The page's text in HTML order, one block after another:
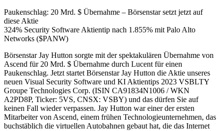
Paukenschlag: 20 Mrd. $ Übernahme – Börsenstar setzt jetzt auf
diese Aktie
324% Security Software Aktientip nach 1.855% mit Palo Alto
Networks ($PANW)
Börsenstar Jay Hutton sorgte mit der spektakulären Übernahme von
Ascend für 20 Mrd. $ Übernahme durch Lucent für einen
Paukenschlag. Jetzt startet Börsenstar Jay Hutton die Aktie unseres
neuen Visual Security Software und KI Aktientips 2023 VSBLTY
Groupe Technologies Corp. (ISIN CA91834N1006 / WKN
A2PD8P, Ticker: 5VS, CNSX: VSBY) und das dürfen Sie auf
keinen Fall wieder verpassen. Jay Hutton war einer der ersten
Mitarbeiter von Ascend, einem frühen Technologieunternehmen, das
buchstäblich die virtuellen Autobahnen gebaut hat, die das Internet